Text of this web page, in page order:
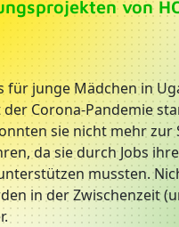
von
für junge Mädchen in
der Corona-Pandemie
sie nicht mehr zur
da sie durch Jobs
mussten.
in der Zwischenzeit